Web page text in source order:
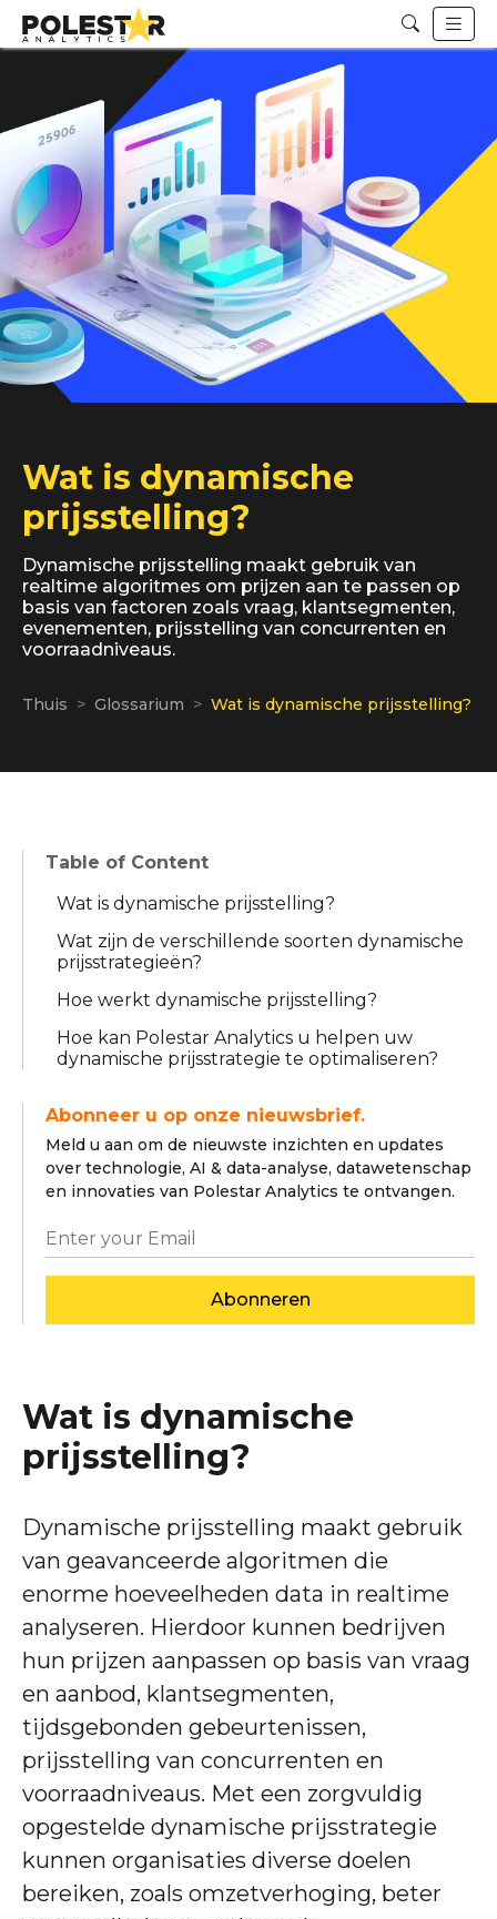
Wat is dynamische
prijsstelling?
Dynamische prijsstelling maakt gebruik van
realtime algoritmes om prijzen aan te passen op
basis van factoren zoals vraag, klantsegmenten,
evenementen, prijsstelling van concurrenten en
voorraadniveaus.
Thuis Glossarium Wat is dynamische prijsstelling?
Table of Content
Wat is dynamische prijsstelling?
Wat zijn de verschillende soorten dynamische
prijsstrategieën?
Hoe werkt dynamische prijsstelling?
Hoe kan Polestar Analytics u helpen uw
dynamische prijsstrategie te optimaliseren?
Abonneer u op onze nieuwsbrief.
Meld u aan om de nieuwste inzichten en updates
over technologie, AI & data-analyse, datawetenschap
en innovaties van Polestar Analytics te ontvangen.
Abonneren
Wat is dynamische
prijsstelling?
Dynamische prijsstelling maakt gebruik
van geavanceerde algoritmen die
enorme hoeveelheden data in realtime
analyseren. Hierdoor kunnen bedrijven
hun prijzen aanpassen op basis van vraag
en aanbod, klantsegmenten,
tijdsgebonden gebeurtenissen,
prijsstelling van concurrenten en
voorraadniveaus. Met een zorgvuldig
opgestelde dynamische prijsstrategie
kunnen organisaties diverse doelen
bereiken, zoals omzetverhoging, beter